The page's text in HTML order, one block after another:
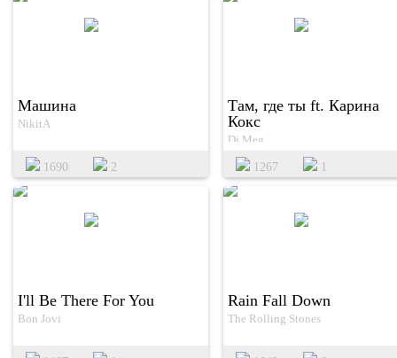
Машина
NikitA
1690 2
Там, где ты ft. Карина
Кокс
Dj Meg
1267 1
I'll Be There For You
Bon Jovi
Rain Fall Down
The Rolling Stones